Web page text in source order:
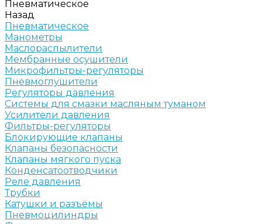
Пневматическое
Назад
Пневматическое
Манометры
Маслораспылители
Мембранные осушители
Микрофильтры-регуляторы
Пневмоглушители
Регуляторы давления
Системы для смазки масляным туманом
Усилители давления
Фильтры-регуляторы
Блокирующие клапаны
Клапаны безопасности
Клапаны мягкого пуска
Конденсатоотводчики
Реле давления
Трубки
Катушки и разъёмы
Пневмоцилиндры